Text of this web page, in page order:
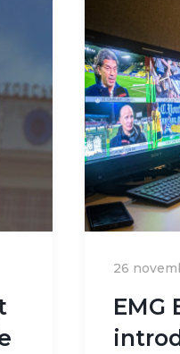
26
EMG